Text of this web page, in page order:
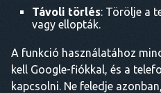
Távoli törlés: Törölje a
vagy ellopták.
A funkció használatához
kell Google-fiókkal, és a
kapcsolni. Ne feledje